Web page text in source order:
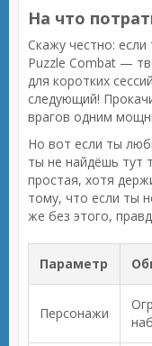
На что
Скажу честно:
Puzzle Combat —
для коротких
следующий!
врагов одним
Но вот если ты
ты не найдёшь тут
простая, хотя
тому, что если ты
же без этого,
Параметр
Персонажи